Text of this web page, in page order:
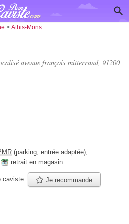
> Athis-Mons
avenue françois mitterrand, 91200
(parking, entrée adaptée),
retrait en magasin
caviste. Je recommande